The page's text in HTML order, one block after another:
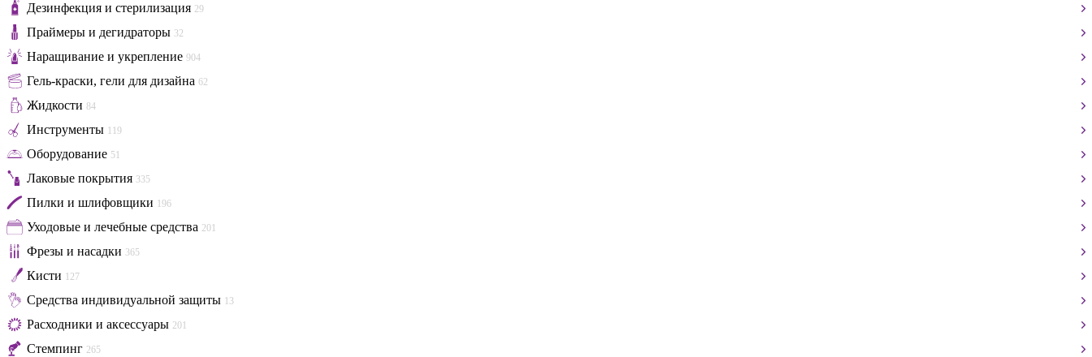
Дезинфекция и стерилизация 29
Праймеры и дегидраторы 32
Наращивание и укрепление 904
Гель-краски, гели для дизайна 62
Жидкости 84
Инструменты 119
Оборудование 51
Лаковые покрытия 335
Пилки и шлифовщики 196
Уходовые и лечебные средства 201
Фрезы и насадки 365
Кисти 127
Средства индивидуальной защиты 13
Расходники и аксессуары 201
Стемпинг 265